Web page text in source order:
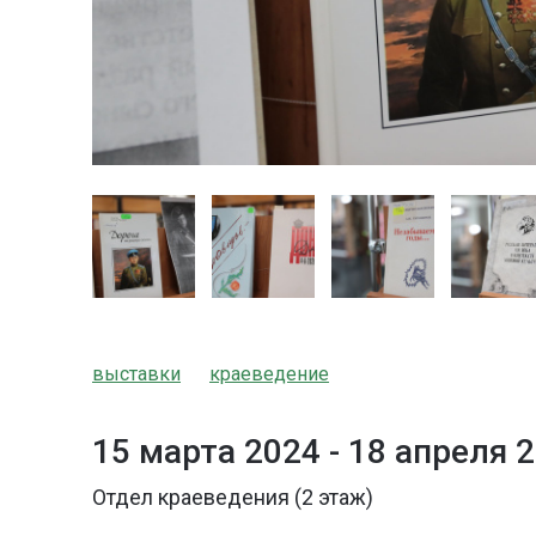
выставки краеведение
15 марта 2024 - 18 апреля
Отдел краеведения (2 этаж)